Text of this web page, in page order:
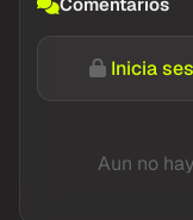
Inicia
Aun no